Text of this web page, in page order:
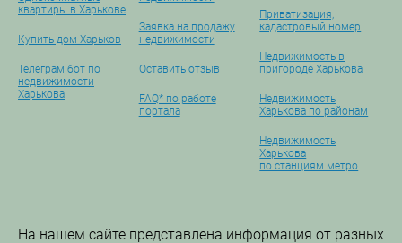
квартиры в Харькове
Купить дом Харьков
Телеграм бот по
недвижимости
Харькова
Заявка на продажу
недвижимости
Оставить отзыв
FAQ* по работе
портала
Приватизация,
кадастровый номер
Недвижимость в
пригороде Харькова
Недвижимость
Харькова по районам
Недвижимость
Харькова
по станциям метро
На нашем сайте представлена информация от разных